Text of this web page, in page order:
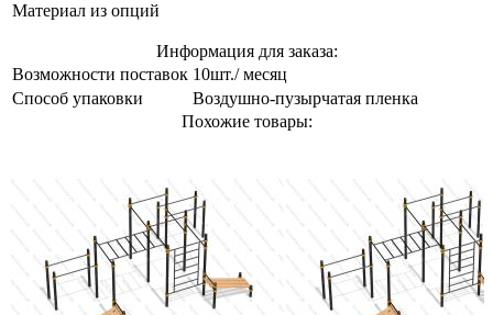
Материал из опций
Информация для заказа:
Возможности поставок 10шт./ месяц
Способ упаковки
Воздушно-пузырчатая пленка
Похожие товары: